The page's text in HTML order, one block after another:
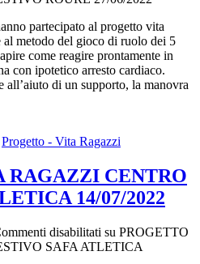
partecipato al progetto vita
metodo del gioco di ruolo dei 5
come reagire prontamente in
con ipotetico arresto cardiaco.
all’aiuto di un supporto, la manovra
Progetto - Vita Ragazzi
RAGAZZI CENTRO
14/07/2022
disabilitati su PROGETTO
SAFA ATLETICA